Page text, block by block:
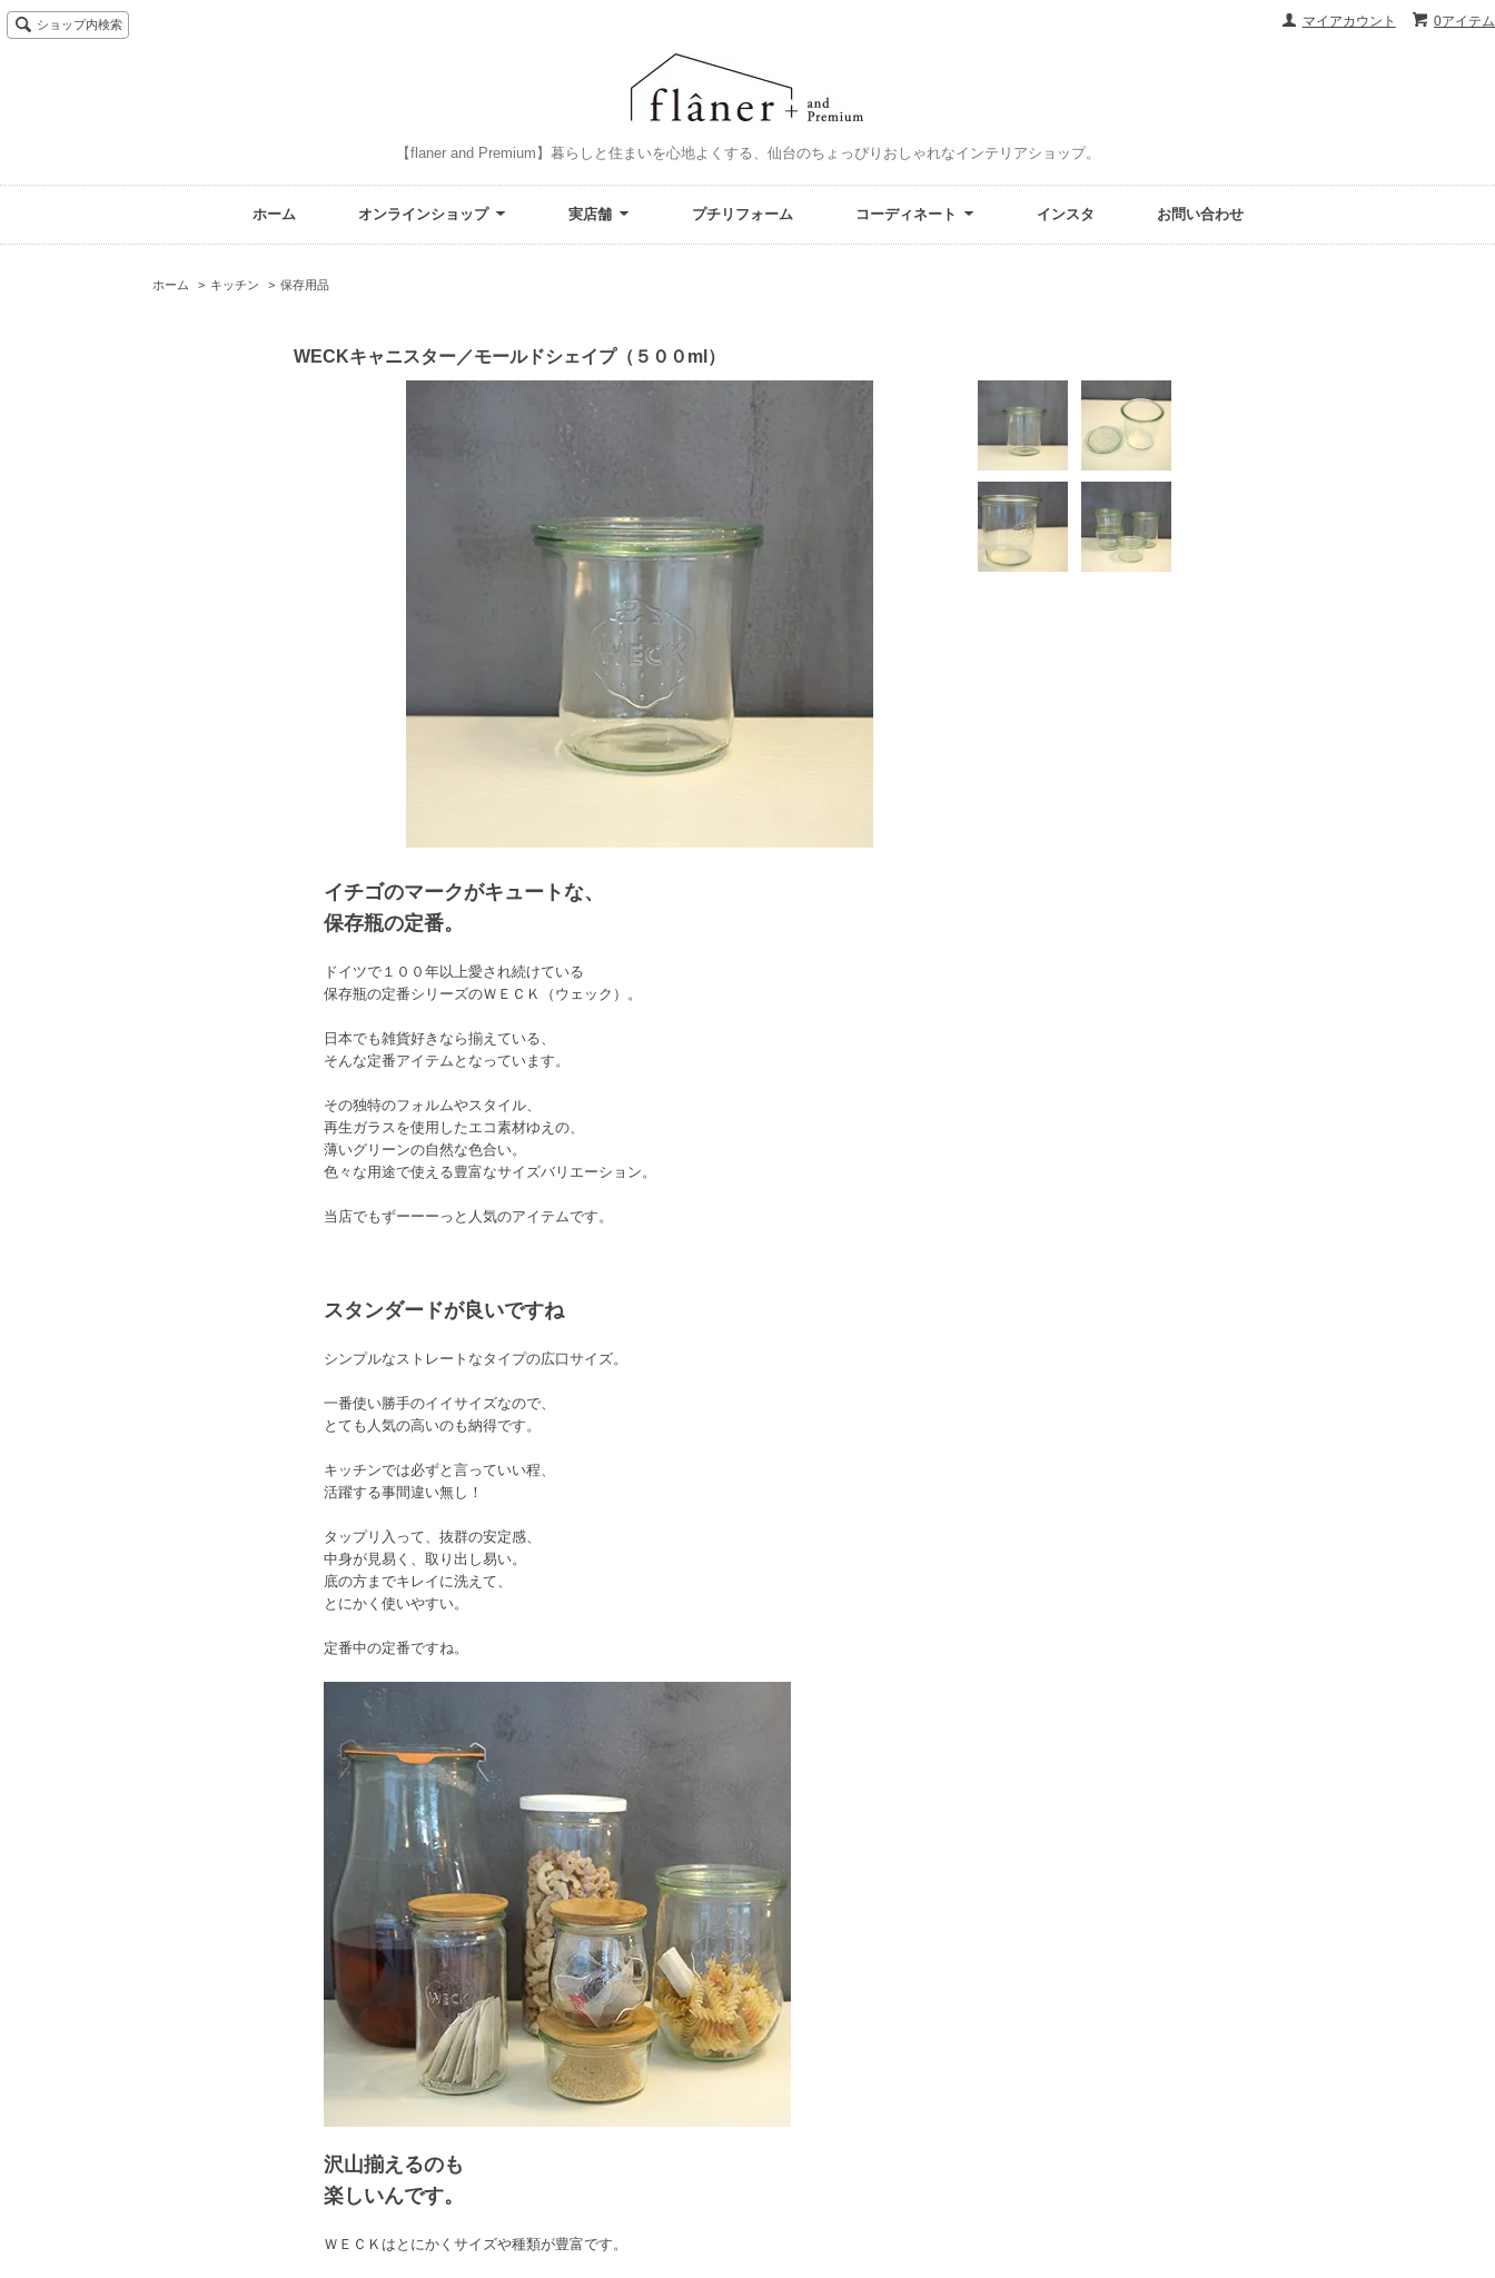
0アイテム
マイアカウント
ショップ内検索
【flaner and Premium】暮らしと住まいを心地よくする、仙台のちょっぴりおしゃれなインテリアショップ。
ホーム オンラインショップ 実店舗 プチリフォーム コーディネート インスタ お問い合わせ
ホーム > キッチン > 保存用品
WECKキャニスター／モールドシェイプ（５００ml）
イチゴのマークがキュートな、
保存瓶の定番。
ドイツで１００年以上愛され続けている
保存瓶の定番シリーズのＷＥＣＫ（ウェック）。
日本でも雑貨好きなら揃えている、
そんな定番アイテムとなっています。
その独特のフォルムやスタイル、
再生ガラスを使用したエコ素材ゆえの、
薄いグリーンの自然な色合い。
色々な用途で使える豊富なサイズバリエーション。
当店でもずーーーっと人気のアイテムです。
スタンダードが良いですね
シンプルなストレートなタイプの広口サイズ。
一番使い勝手のイイサイズなので、
とても人気の高いのも納得です。
キッチンでは必ずと言っていい程、
活躍する事間違い無し！
タップリ入って、抜群の安定感、
中身が見易く、取り出し易い。
底の方までキレイに洗えて、
とにかく使いやすい。
定番中の定番ですね。
沢山揃えるのも
楽しいんです。
ＷＥＣＫはとにかくサイズや種類が豊富です。